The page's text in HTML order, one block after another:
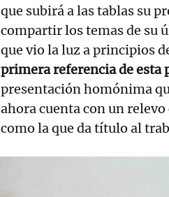
que subirá a las tablas su
compartir los temas de su
que vio la luz a principios
primera referencia de esta
presentación homónima
ahora cuenta con un
como la que da título al